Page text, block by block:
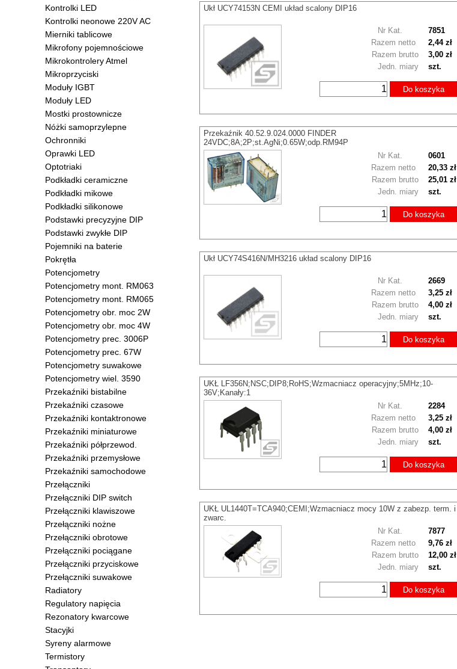
Kontrolki LED
Kontrolki neonowe 220V AC
Mierniki tablicowe
Mikrofony pojemnościowe
Mikrokontrolery Atmel
Mikroprzyciski
Moduły IGBT
Moduły LED
Mostki prostownicze
Nóżki samoprzylepne
Ochronniki
Oprawki LED
Optotriaki
Podkładki ceramiczne
Podkładki mikowe
Podkładki silikonowe
Podstawki precyzyjne DIP
Podstawki zwykłe DIP
Pojemniki na baterie
Pokrętła
Potencjometry
Potencjometry mont. RM063
Potencjometry mont. RM065
Potencjometry obr. moc 2W
Potencjometry obr. moc 4W
Potencjometry prec. 3006P
Potencjometry prec. 67W
Potencjometry suwakowe
Potencjometry wiel. 3590
Przekaźniki bistabilne
Przekaźniki czasowe
Przekaźniki kontaktronowe
Przekaźniki miniaturowe
Przekaźniki półprzewod.
Przekaźniki przemysłowe
Przekaźniki samochodowe
Przełączniki
Przełączniki DIP switch
Przełączniki klawiszowe
Przełączniki nożne
Przełączniki obrotowe
Przełączniki pociągane
Przełączniki przyciskowe
Przełączniki suwakowe
Radiatory
Regulatory napięcia
Rezonatory kwarcowe
Stacyjki
Syreny alarmowe
Termistory
Ukł UCY74153N CEMI układ scalony DIP16
Nr Kat. 7851
Razem brutto 3,00 zł
Razem netto 2,44 zł
Jedn. miary szt.
Do koszyka
Przekaźnik 40.52.9.024.0000 FINDER
24VDC;8A;2P;st.AgNi;0.65W;odp.RM94P
Nr Kat.
0601
Razem brutto 25,01 zł
Razem netto 20,33 zł
Jedn. miary szt.
Do koszyka
Ukł UCY74S416N/MH3216 układ scalony DIP16
Nr Kat. 2669
Razem brutto 4,00 zł
Razem netto 3,25 zł
Jedn. miary szt.
Do koszyka
UKŁ LF356N;NSC;DIP8;RoHS;Wzmacniacz operacyjny;5MHz;10-
36V;Kanały:1
Nr Kat.
2284
Razem brutto 4,00 zł
Razem netto 3,25 zł
Jedn. miary szt.
Do koszyka
UKŁ UL1440T=TCA940;CEMI;Wzmacniacz mocy 10W z zabezp. term. i
zwarc.
Nr Kat.
7877
Razem brutto 12,00 zł
Razem netto 9,76 zł
Jedn. miary szt.
Do koszyka